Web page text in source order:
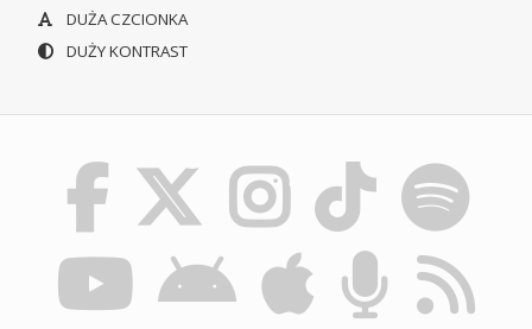
DUŻA CZCIONKA
DUŻY KONTRAST